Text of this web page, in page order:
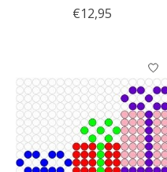
€12,95